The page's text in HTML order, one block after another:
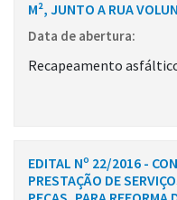
M², JUNTO A RUA
Data de abertura:
Recapeamento
EDITAL Nº 22/2016 -
PRESTAÇÃO DE